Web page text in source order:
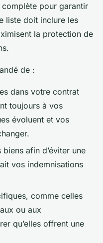
pour garantir
liste doit inclure les
la protection de
de :
dans votre contrat
toujours à vos
évoluent et vos
afin d’éviter une
vos indemnisations
comme celles
ou aux
qu’elles offrent une